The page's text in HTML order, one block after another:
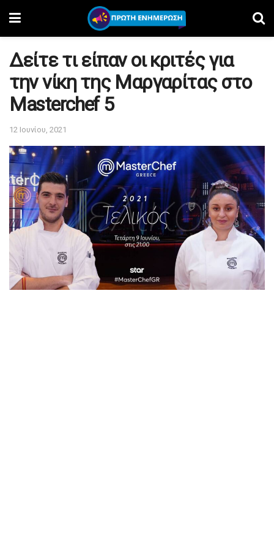
Δείτε τι είπαν οι κριτές για
την νίκη της Μαργαρίτας στο
Masterchef 5
12 Ιουνίου, 2021